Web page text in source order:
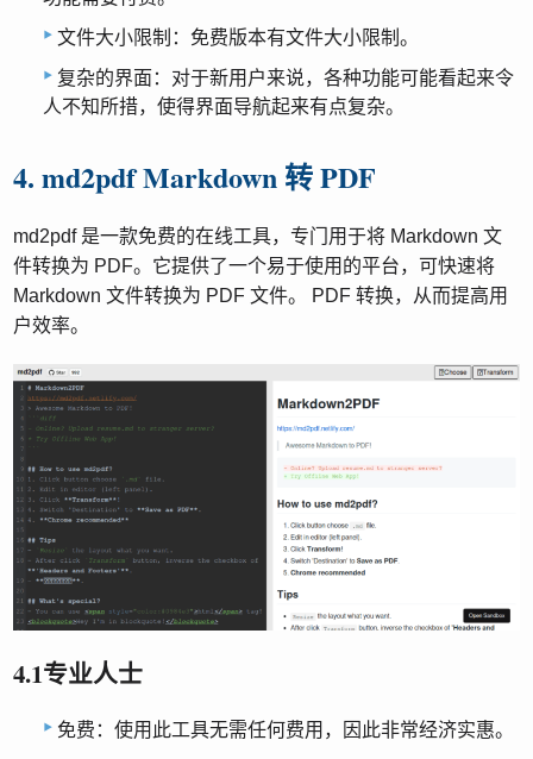
文件大小限制：免费版本有文件大小限制。
复杂的界面：对于新用户来说，各种功能可能看起来令
人不知所措，使得界面导航起来有点复杂。
4. md2pdf Markdown 转 PDF
md2pdf 是一款免费的在线工具，专门用于将 Markdown 文
件转换为 PDF。它提供了一个易于使用的平台，可快速将
Markdown 文件转换为 PDF 文件。 PDF 转换，从而提高用
户效率。
4.1专业人士
免费：使用此工具无需任何费用，因此非常经济实惠。